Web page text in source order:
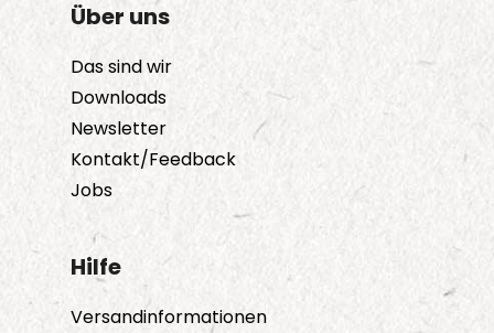
Über uns
Das sind wir
Downloads
Newsletter
Kontakt/Feedback
Jobs
Hilfe
Versandinformationen